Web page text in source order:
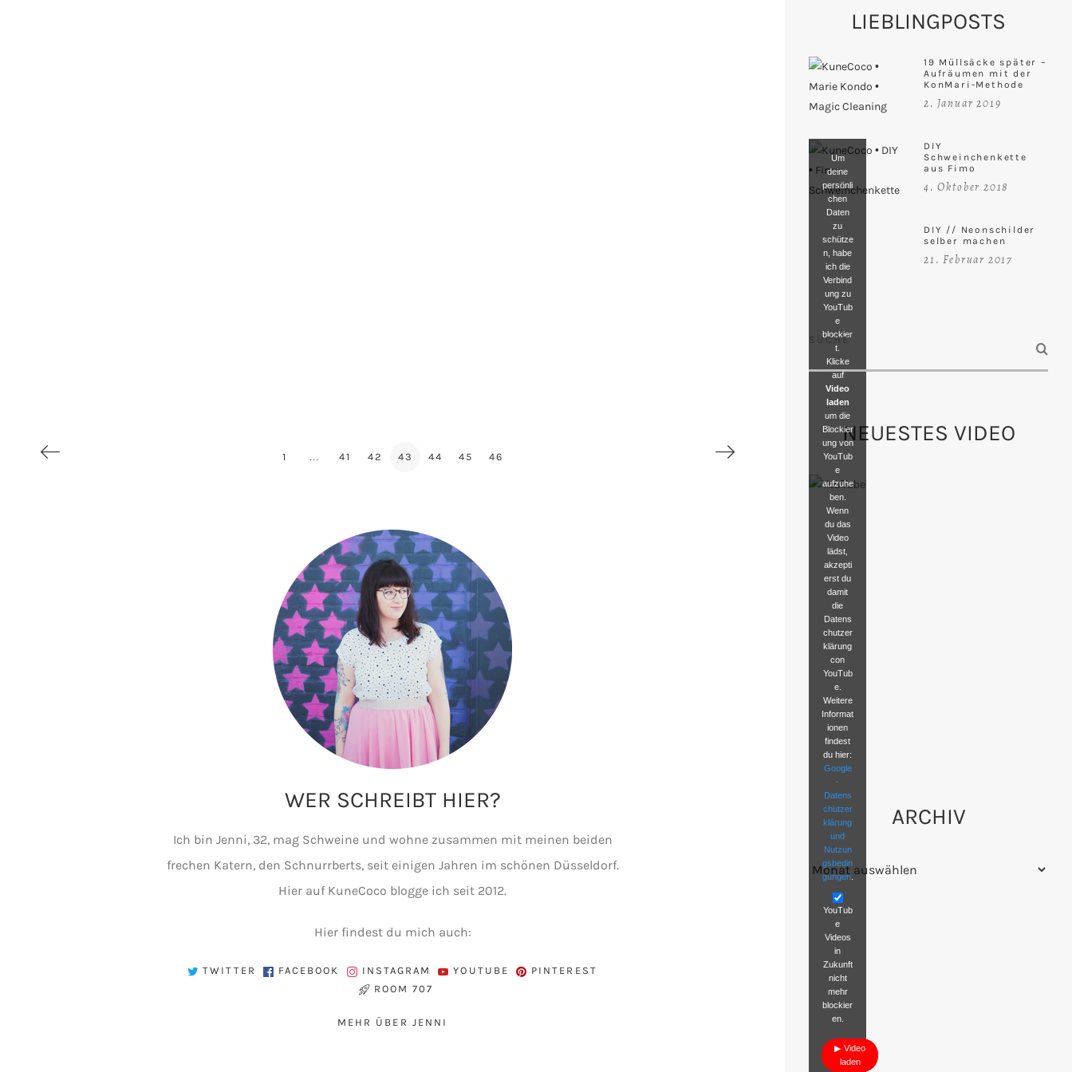
1 … 41 42 43 44 45 46
WER SCHREIBT HIER?
Ich bin Jenni, 32, mag Schweine und wohne zusammen mit meinen beiden
frechen Katern, den Schnurrberts, seit einigen Jahren im schönen Düsseldorf.
Hier auf KuneCoco blogge ich seit 2012.
Hier findest du mich auch:
TWITTER FACEBOOK INSTAGRAM YOUTUBE
PINTEREST
ROOM 707
MEHR ÜBER JENNI
LIEBLINGPOSTS
19 Müllsäcke später –
Aufräumen mit der
KonMari-Methode
2. Januar 2019
DIY
Schweinchenkette
aus Fimo
4. Oktober 2018
DIY // Neonschilder
selber machen
21. Februar 2017
SUCHE
NEUESTES VIDEO
Um
deine
persönli
chen
Daten
zu
schütze
n, habe
ich die
Verbind
ung zu
YouTub
e
blockier
t.
Klicke
auf
Video
laden
um die
Blockier
ung von
YouTub
e
aufzuhe
ben.
Wenn
du das
Video
lädst,
akzepti
erst du
damit
die
Datens
chutzer
klärung
con
YouTub
e.
Weitere
Informat
ionen
findest
du hier:
Google
-
Datens
chutzer
klärung
und
Nutzun
gsbedin
gungen.
YouTub
e
Videos
in
Zukunft
nicht
mehr
blockier
en.
Video
laden
ARCHIV
Archiv